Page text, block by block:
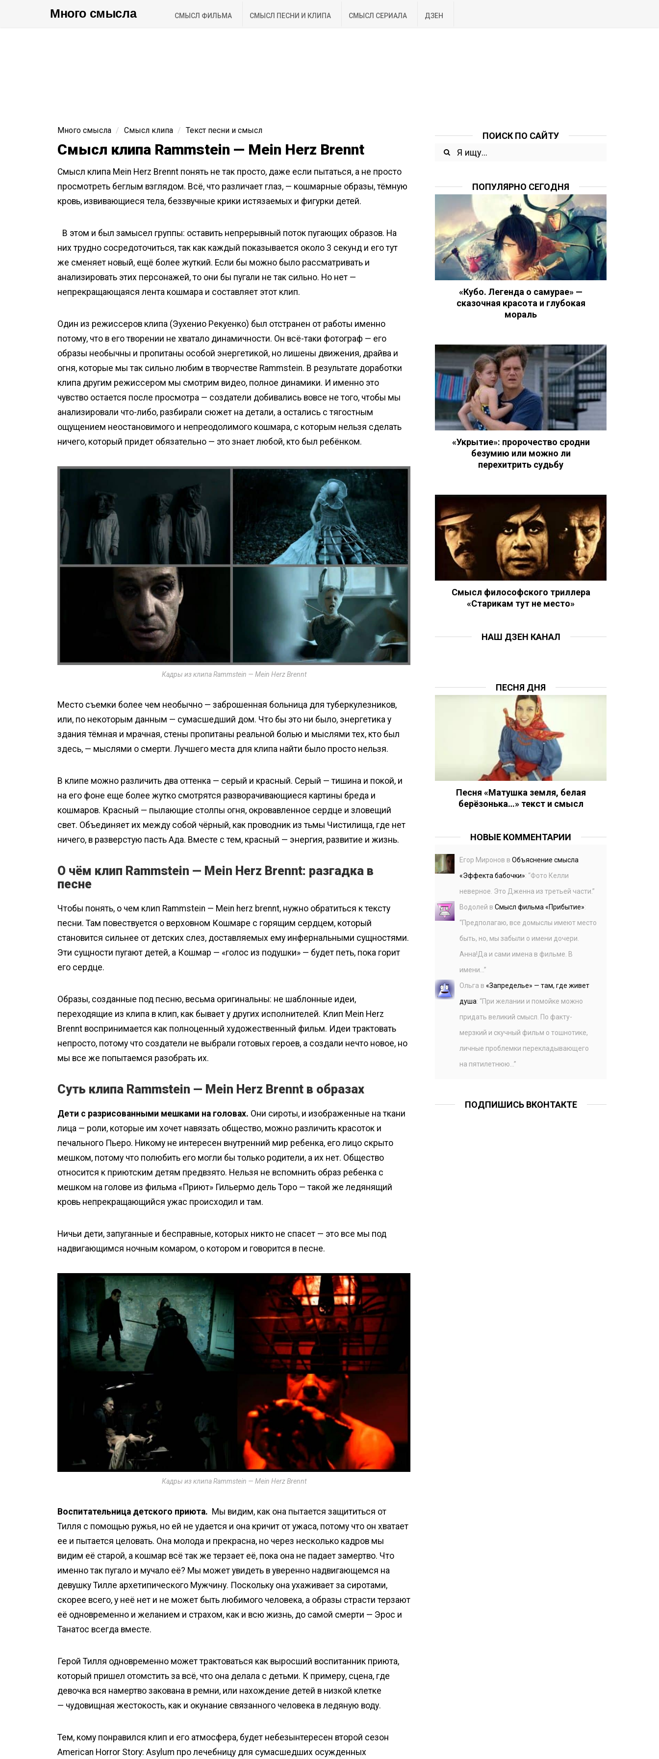
Много смысла СМЫСЛ ФИЛЬМА СМЫСЛ ПЕСНИ И КЛИПА СМЫСЛ СЕРИАЛА ДЗЕН
ПОИСК ПО САЙТУ
ПОПУЛЯРНО СЕГОДНЯ
«Кубо. Легенда о самурае» —
сказочная красота и глубокая
мораль
«Укрытие»: пророчество сродни
безумию или можно ли
перехитрить судьбу
Смысл философского триллера
«Старикам тут не место»
НАШ ДЗЕН КАНАЛ
ПЕСНЯ ДНЯ
Песня «Матушка земля, белая
берёзонька…» текст и смысл
НОВЫЕ КОММЕНТАРИИ
Егор Миронов в Объяснение смысла
«Эффекта бабочки»: “Фото Келли
неверное. Это Дженна из третьей части.”
Водолей в Смысл фильма «Прибытие»:
“Предполагаю, все домыслы имеют место
быть, но, мы забыли о имени дочери.
Анна!Да и сами имена в фильме. В
имени… ”
Ольга в «Запределье» — там, где живет
душа: “При желании и помойке можно
придать великий смысл. По факту-
мерзкий и скучный фильм о тошнотике,
личные проблемки перекладывающего
на пятилетнюю… ”
ПОДПИШИСЬ ВКОНТАКТЕ
Много смысла Смысл клипа Текст песни и смысл
Смысл клипа Rammstein — Mein Herz Brennt
Смысл клипа Mein Herz Brennt понять не так просто, даже если пытаться, а не просто
просмотреть беглым взглядом. Всё, что различает глаз, — кошмарные образы, тёмную
кровь, извивающиеся тела, беззвучные крики истязаемых и фигурки детей.
В этом и был замысел группы: оставить непрерывный поток пугающих образов. На
них трудно сосредоточиться, так как каждый показывается около 3 секунд и его тут
же сменяет новый, ещё более жуткий. Если бы можно было рассматривать и
анализировать этих персонажей, то они бы пугали не так сильно. Но нет —
непрекращающаяся лента кошмара и составляет этот клип.
Один из режиссеров клипа (Эухенио Рекуенко) был отстранен от работы именно
потому, что в его творении не хватало динамичности. Он всё-таки фотограф — его
образы необычны и пропитаны особой энергетикой, но лишены движения, драйва и
огня, которые мы так сильно любим в творчестве Rammstein. В результате доработки
клипа другим режиссером мы смотрим видео, полное динамики. И именно это
чувство остается после просмотра — создатели добивались вовсе не того, чтобы мы
анализировали что-либо, разбирали сюжет на детали, а остались с тягостным
ощущением неостановимого и непреодолимого кошмара, с которым нельзя сделать
ничего, который придет обязательно — это знает любой, кто был ребёнком.
Кадры из клипа Rammstein — Mein Herz Brennt
Место съемки более чем необычно — заброшенная больница для туберкулезников,
или, по некоторым данным — сумасшедший дом. Что бы это ни было, энергетика у
здания тёмная и мрачная, стены пропитаны реальной болью и мыслями тех, кто был
здесь, — мыслями о смерти. Лучшего места для клипа найти было просто нельзя.
В клипе можно различить два оттенка — серый и красный. Серый — тишина и покой, и
на его фоне еще более жутко смотрятся разворачивающиеся картины бреда и
кошмаров. Красный — пылающие столпы огня, окровавленное сердце и зловещий
свет. Объединяет их между собой чёрный, как проводник из тьмы Чистилища, где нет
ничего, в разверстую пасть Ада. Вместе с тем, красный — энергия, развитие и жизнь.
О чём клип Rammstein — Mein Herz Brennt: разгадка в
песне
Чтобы понять, о чем клип Rammstein — Mein herz brennt, нужно обратиться к тексту
песни. Там повествуется о верховном Кошмаре с горящим сердцем, который
становится сильнее от детских слез, доставляемых ему инфернальными сущностями.
Эти сущности пугают детей, а Кошмар — «голос из подушки» — будет петь, пока горит
его сердце.
Образы, созданные под песню, весьма оригинальны: не шаблонные идеи,
переходящие из клипа в клип, как бывает у других исполнителей. Клип Mein Herz
Brennt воспринимается как полноценный художественный фильм. Идеи трактовать
непросто, потому что создатели не выбрали готовых героев, а создали нечто новое, но
мы все же попытаемся разобрать их.
Суть клипа Rammstein — Mein Herz Brennt в образах
Дети с разрисованными мешками на головах. Они сироты, и изображенные на ткани
лица — роли, которые им хочет навязать общество, можно различить красоток и
печального Пьеро. Никому не интересен внутренний мир ребенка, его лицо скрыто
мешком, потому что полюбить его могли бы только родители, а их нет. Общество
относится к приютским детям предвзято. Нельзя не вспомнить образ ребенка с
мешком на голове из фильма «Приют» Гильермо дель Торо — такой же ледянящий
кровь непрекращающийся ужас происходил и там.
Ничьи дети, запуганные и бесправные, которых никто не спасет — это все мы под
надвигающимся ночным комаром, о котором и говорится в песне.
Кадры из клипа Rammstein — Mein Herz Brennt
Воспитательница детского приюта. Мы видим, как она пытается защититься от
Тилля с помощью ружья, но ей не удается и она кричит от ужаса, потому что он хватает
ее и пытается целовать. Она молода и прекрасна, но через несколько кадров мы
видим её старой, а кошмар всё так же терзает её, пока она не падает замертво. Что
именно так пугало и мучало её? Мы может увидеть в уверенно надвигающемся на
девушку Тилле архетипического Мужчину. Поскольку она ухаживает за сиротами,
скорее всего, у неё нет и не может быть любимого человека, а образы страсти терзают
её одновременно и желанием и страхом, как и всю жизнь, до самой смерти — Эрос и
Танатос всегда вместе.
Герой Тилля одновременно может трактоваться как выросший воспитанник приюта,
который пришел отомстить за всё, что она делала с детьми. К примеру, сцена, где
девочка вся намертво закована в ремни, или нахождение детей в низкой клетке
— чудовищная жестокость, как и окунание связанного человека в ледяную воду.
Тем, кому понравился клип и его атмосфера, будет небезынтересен второй сезон
American Horror Story: Asylum про лечебницу для сумасшедших осужденных